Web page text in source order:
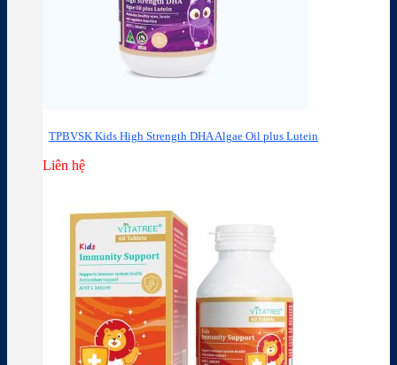
TPBVSK Kids High Strength DHA Algae Oil plus Lutein
Liên hệ